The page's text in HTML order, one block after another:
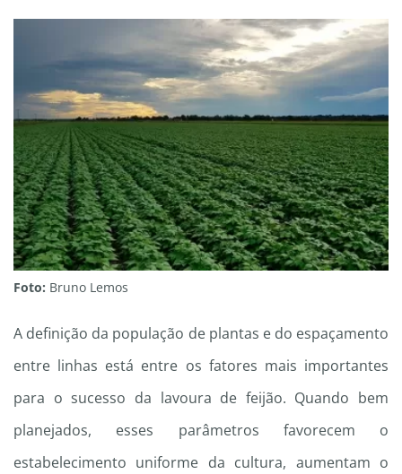
Foto: Bruno Lemos
A definição da população de plantas e do espaçamento
entre linhas está entre os fatores mais importantes
para o sucesso da lavoura de feijão. Quando bem
planejados, esses parâmetros favorecem o
estabelecimento uniforme da cultura, aumentam o